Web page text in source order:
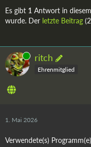
Es gibt 1 Antwort in
wurde. Der letzte Beitrag (
Online ritch
Ehrenmitglied
1. Mai 2026
Verwendete(s)